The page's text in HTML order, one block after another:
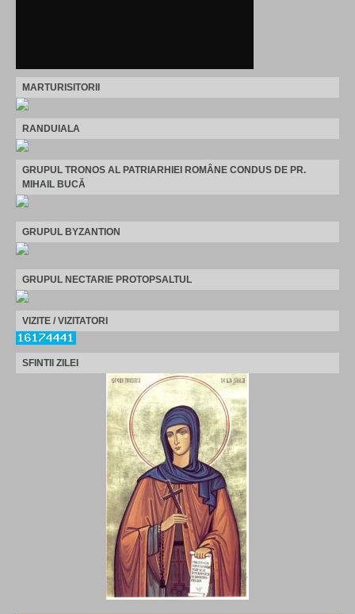
MARTURISITORII
RANDUIALA
GRUPUL TRONOS AL PATRIARHIEI ROMÂNE CONDUS DE PR.
MIHAIL BUCĂ
GRUPUL BYZANTION
GRUPUL NECTARIE PROTOPSALTUL
VIZITE / VIZITATORI
SFINTII ZILEI